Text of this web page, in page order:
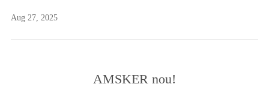
Aug 27, 2025
AMSKER nou!